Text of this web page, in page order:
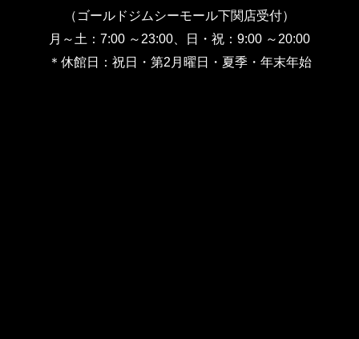
（ゴールドジムシーモール下関店受付）
月～土：7:00 ～23:00、日・祝：9:00 ～20:00
＊休館日：祝日・第2月曜日・夏季・年末年始